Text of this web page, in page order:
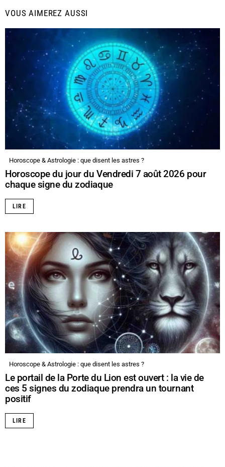
VOUS AIMEREZ AUSSI
Horoscope & Astrologie : que disent les astres ?
Horoscope du jour du Vendredi 7 août 2026 pour
chaque signe du zodiaque
LIRE
Horoscope & Astrologie : que disent les astres ?
Le portail de la Porte du Lion est ouvert : la vie de
ces 5 signes du zodiaque prendra un tournant
positif
LIRE